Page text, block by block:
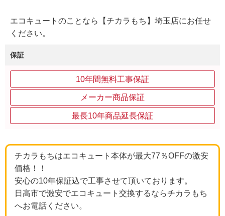
エコキュートのことなら【チカラもち】埼玉店にお任せ
ください。
保証
10年間無料工事保証
メーカー商品保証
最長10年商品延長保証
チカラもちはエコキュート本体が最大77％OFFの激安
価格！！
安心の10年保証込で工事させて頂いております。
日高市で激安でエコキュート交換するならチカラもち
へお電話ください。